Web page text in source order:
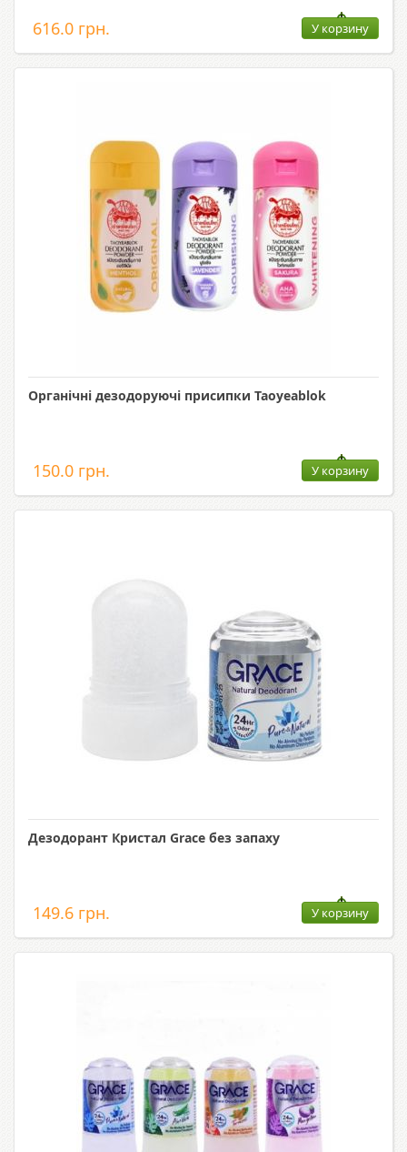
616.0 грн. У корзину
Органічні дезодоруючі присипки Taoyeablok
150.0 грн. У корзину
Дезодорант Кристал Grace без запаху
149.6 грн. У корзину